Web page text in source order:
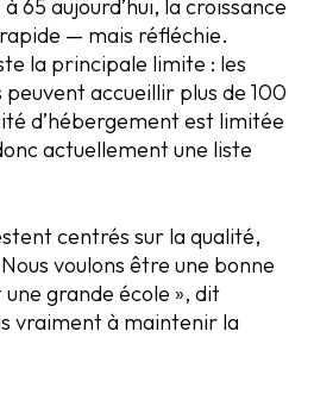
65 aujourd’hui, la croissance
— mais réfléchie.
la principale limite : les
accueillir plus de 100
d’hébergement est limitée
actuellement une liste
centrés sur la qualité,
voulons être une bonne
grande école », dit
vraiment à maintenir la